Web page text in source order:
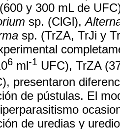
y 300 mL de
sp. (ClGl),
sp. (TrZA, TrJi y
6 ml-1 UFC), TrZA
presentaron
de pústulas. El
de uredias y